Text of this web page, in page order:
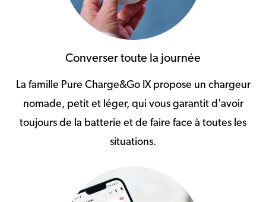
Converser toute la journée
La famille Pure Charge&Go IX propose un chargeur
nomade, petit et léger, qui vous garantit d'avoir
toujours de la batterie et de faire face à toutes les
situations.